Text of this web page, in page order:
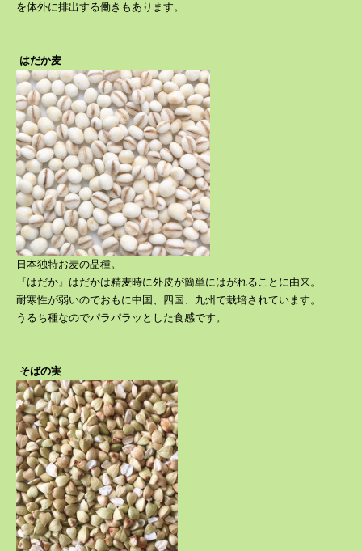
を体外に排出する働きもあります。
はだか麦
日本独特お麦の品種。
『はだか』はだかは精麦時に外皮が簡単にはがれることに由来。
耐寒性が弱いのでおもに中国、四国、九州で栽培されています。
うるち種なのでパラパラッとした食感です。
そばの実